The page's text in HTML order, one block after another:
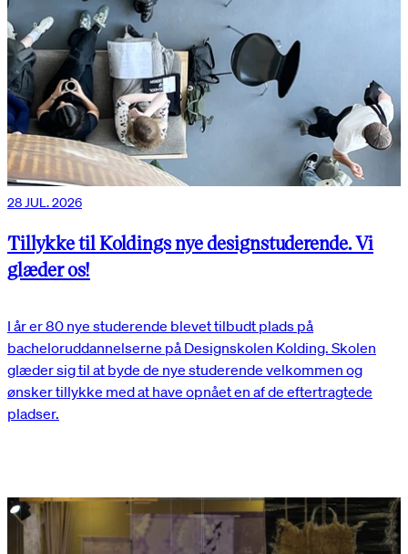
28 JUL. 2026
Tillykke til Koldings nye designstuderende. Vi
glæder os!
I år er 80 nye studerende blevet tilbudt plads på
bacheloruddannelserne på Designskolen Kolding. Skolen
glæder sig til at byde de nye studerende velkommen og
ønsker tillykke med at have opnået en af de eftertragtede
pladser.